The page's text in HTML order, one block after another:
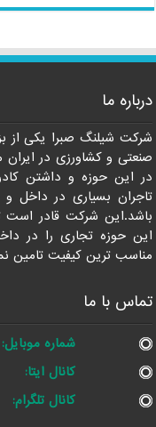
درباره ما
شرکت شیلنگ صبرا یکی از
صنعتی و کشاورزی در
در این حوزه و داشتن
تاجران بسیاری در داخل
باشد.این شرکت قادر است
این حوزه تجاری را در
مناسب ترین کیفیت تامین
تماس با ما
شماره موبایل:
کانال ایتا:
کانال تلگرام: